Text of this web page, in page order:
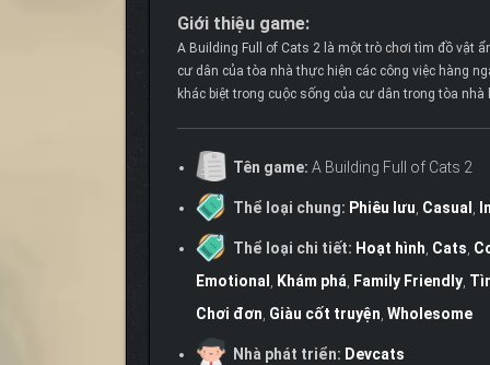
Giới thiệu game:
A Building Full of Cats 2 là một trò chơi tìm đồ vật
cư dân của tòa nhà thực hiện các công việc hàng
khác biệt trong cuộc sống của cư dân trong tòa nhà
Tên game: A Building Full of Cats 2
Thể loại chung: Phiêu lưu, Casual ,
Thể loại chi tiết: Hoạt hình, Cats,
Emotional , Khám phá, Family Friendly,
Chơi đơn, Giàu cốt truyện, Wholesome
Nhà phát triển: Devcats